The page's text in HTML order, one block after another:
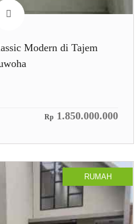
Modern di Tajem
Rp 1.850.000.000
RUMAH